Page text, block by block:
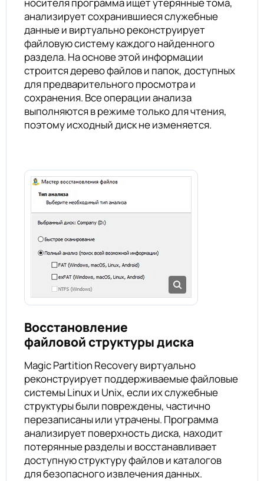
анализирует сохранившиеся служебные
данные и виртуально реконструирует
файловую систему каждого найденного
раздела. На основе этой информации
строится дерево файлов и папок, доступных
для предварительного просмотра и
сохранения. Все операции анализа
выполняются в режиме только для чтения,
поэтому исходный диск не изменяется.
Восстановление
файловой структуры диска
Magic Partition Recovery виртуально
реконструирует поддерживаемые файловые
системы Linux и Unix, если их служебные
структуры были повреждены, частично
перезаписаны или утрачены. Программа
анализирует поверхность диска, находит
потерянные разделы и восстанавливает
доступную структуру файлов и каталогов
для безопасного извлечения данных.